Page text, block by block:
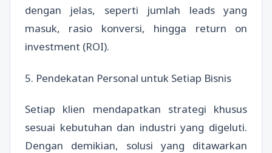
dengan jelas, seperti jumlah leads yang
masuk, rasio konversi, hingga return on
investment (ROI).
5. Pendekatan Personal untuk Setiap Bisnis
Setiap klien mendapatkan strategi khusus
sesuai kebutuhan dan industri yang digeluti.
Dengan demikian, solusi yang ditawarkan